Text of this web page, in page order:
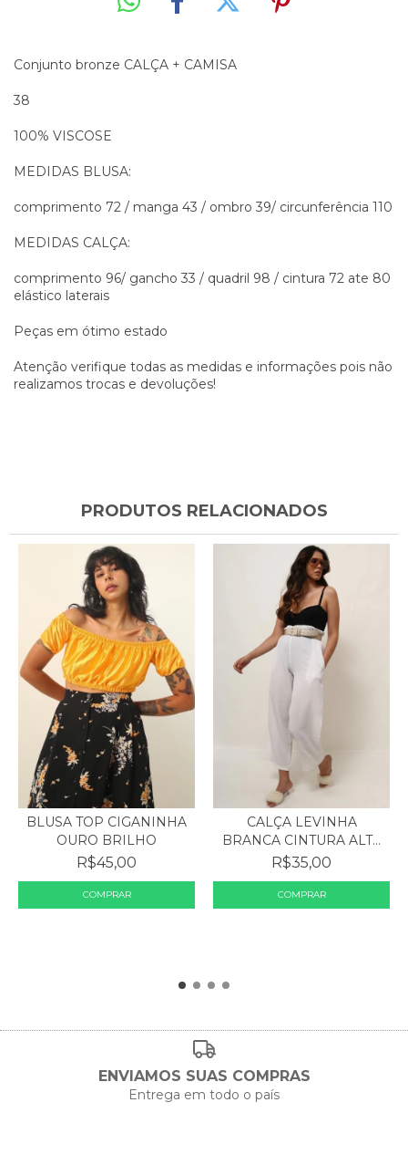
Conjunto bronze CALÇA + CAMISA
38
100% VISCOSE
MEDIDAS BLUSA:
comprimento 72 / manga 43 / ombro 39/ circunferência 110
MEDIDAS CALÇA:
comprimento 96/ gancho 33 / quadril 98 / cintura 72 ate 80
elástico laterais
Peças em ótimo estado
Atenção verifique todas as medidas e informações pois não
realizamos trocas e devoluções!
PRODUTOS RELACIONADOS
BLUSA TOP CIGANINHA
OURO BRILHO
R$45,00
CALÇA LEVINHA
BRANCA CINTURA ALTA
TRANSP...
R$35,00
ENVIAMOS SUAS COMPRAS
Entrega em todo o país